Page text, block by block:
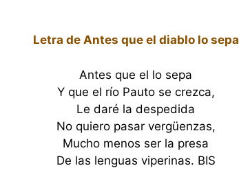
Letra de Antes que el diablo lo sepa
Antes que el lo sepa
Y que el río Pauto se crezca,
Le daré la despedida
No quiero pasar vergüenzas,
Mucho menos ser la presa
De las lenguas viperinas. BIS